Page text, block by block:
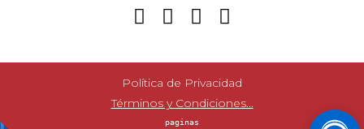
Política de Privacidad
Términos y Condiciones...
paginas